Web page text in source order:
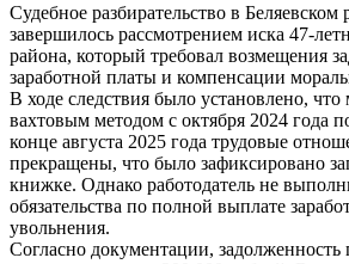
Судебное разбирательство в Беляевском
завершилось рассмотрением иска 47-
района, который требовал возмещения
заработной платы и компенсации
В ходе следствия было установлено,
вахтовым методом с октября 2024 года
конце августа 2025 года трудовые
прекращены, что было зафиксировано
книжке. Однако работодатель не
обязательства по полной выплате
увольнения.
Согласно документации, задолженность